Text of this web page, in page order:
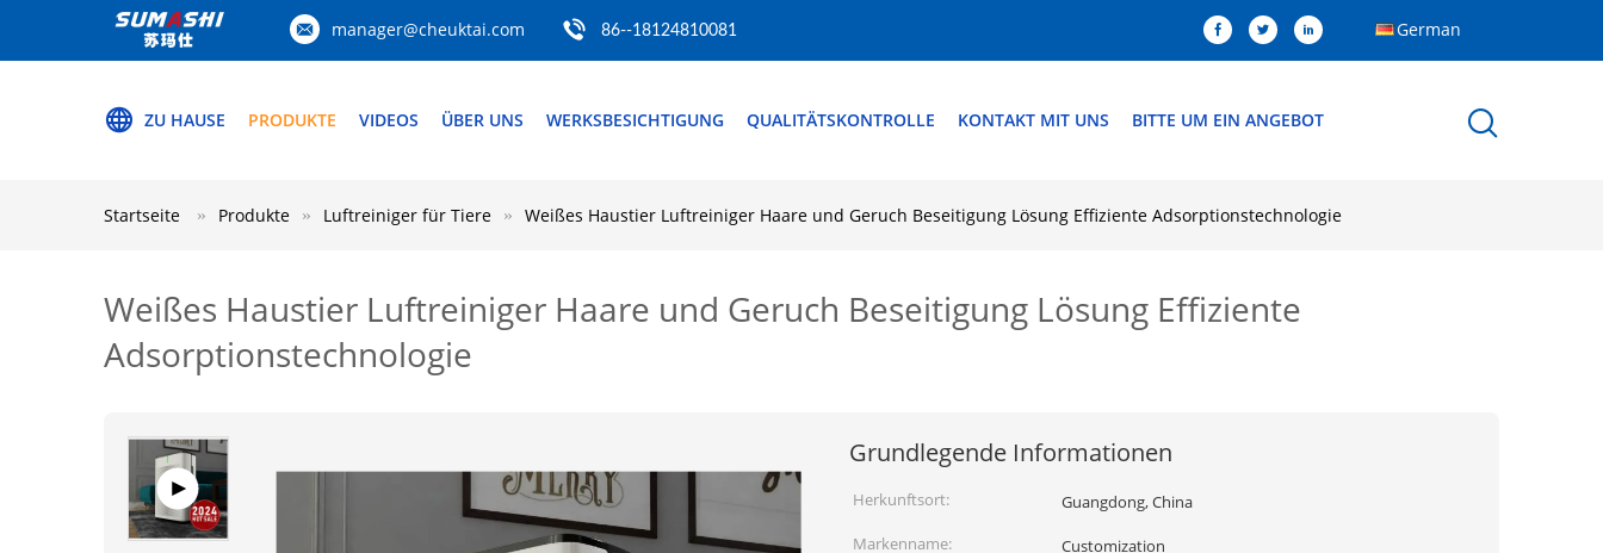
manager@cheuktai.com 86--18124810081 German
ZU HAUSE PRODUKTE VIDEOS ÜBER UNS WERKSBESICHTIGUNG QUALITÄTSKONTROLLE KONTAKT MIT UNS BITTE UM EIN ANGEBOT
Startseite Produkte Luftreiniger für Tiere Weißes Haustier Luftreiniger Haare und Geruch Beseitigung Lösung Effiziente Adsorptionstechnologie
Weißes Haustier Luftreiniger Haare und Geruch Beseitigung Lösung Effiziente
Adsorptionstechnologie
Grundlegende Informationen
Herkunftsort:
Guangdong, China
Markenname:
Customization